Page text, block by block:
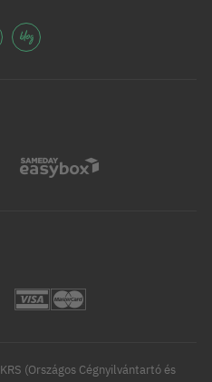
KRS (Országos Cégnyilvántartó és